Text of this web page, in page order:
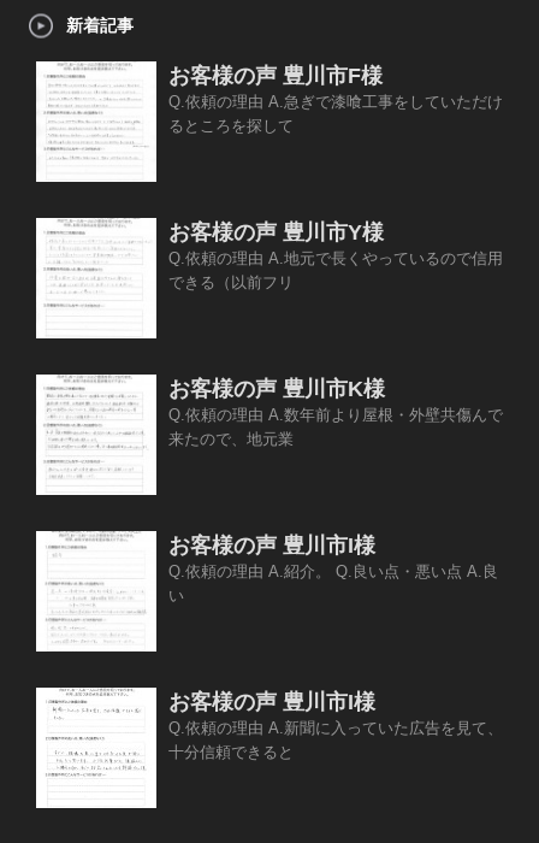
新着記事
お客様の声 豊川市F様
Q.依頼の理由 A.急ぎで漆喰工事をしていただけ
るところを探して
お客様の声 豊川市Y様
Q.依頼の理由 A.地元で長くやっているので信用
できる（以前フリ
お客様の声 豊川市K様
Q.依頼の理由 A.数年前より屋根・外壁共傷んで
来たので、地元業
お客様の声 豊川市I様
Q.依頼の理由 A.紹介。 Q.良い点・悪い点 A.良
い
お客様の声 豊川市I様
Q.依頼の理由 A.新聞に入っていた広告を見て、
十分信頼できると